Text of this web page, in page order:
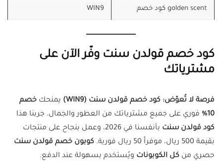
golden scent كود خصم WIN9
كود خصم قولدن سنت وفّر الآن على
مشترياتك
فرصة لا تُعوّض: كود خصم قولدن سنت (WIN9) يمنحك خصم
10%
فوري على جميع مشترياتك من العطور والجمال. جربنا هذا
كود قولدن سنت
بأنفسنا في 2026، وعمل بنجاح على منتجات
بقيمة 500 ريال، موفراً 50 ريال فورية.
كوبون خصم قولدن سنت
حصري من كل الكوبونات ويُستخدم بسهولة عند الدفع.